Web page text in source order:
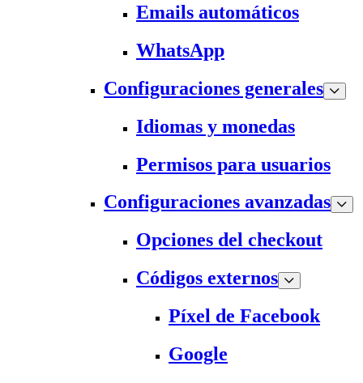
Emails automáticos
WhatsApp
Configuraciones generales
Idiomas y monedas
Permisos para usuarios
Configuraciones avanzadas
Opciones del checkout
Códigos externos
Píxel de Facebook
Google